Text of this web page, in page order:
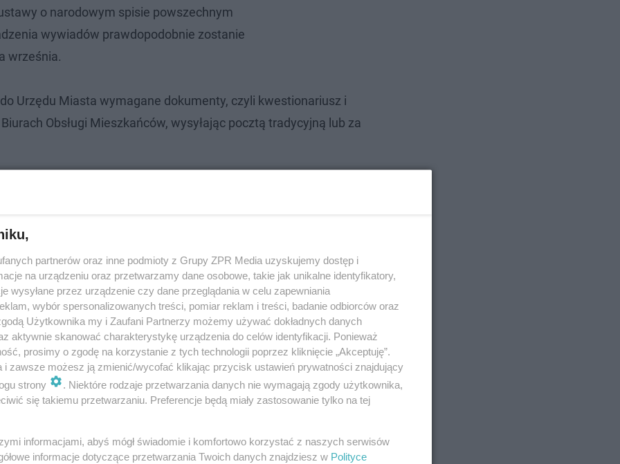
o narodowym spisie powszechnym
wywiadów prawdopodobnie zostanie
września.
Urzędu Miasta wymagane dokumenty, czyli kwestionariusz i
Obsługi Mieszkańców, wysyłając pocztą tradycyjną lub za
stronieLublin.eu.
opłacisz podatku w kasie
partnerów oraz inne podmioty z Grupy ZPR Media uzyskujemy dostęp i
na urządzeniu oraz przetwarzamy dane osobowe, takie jak unikalne identyfikatory,
wysyłane przez urządzenie czy dane przeglądania w celu zapewniania
wybór spersonalizowanych treści, pomiar reklam i treści, badanie odbiorców oraz
Użytkownika my i Zaufani Partnerzy możemy używać dokładnych danych
aktywnie skanować charakterystykę urządzenia do celów identyfikacji. Ponieważ
prosimy o zgodę na korzystanie z tych technologii poprzez kliknięcie „Akceptuję”.
i zawsze możesz ją zmienić/wycofać klikając przycisk ustawień prywatności znajdujący
strony
. Niektóre rodzaje przetwarzania danych nie wymagają zgody użytkownika,
się takiemu przetwarzaniu. Preferencje będą miały zastosowanie tylko na tej
informacjami, abyś mógł świadomie i komfortowo korzystać z naszych serwisów
informacje dotyczące przetwarzania Twoich danych znajdziesz w Polityce